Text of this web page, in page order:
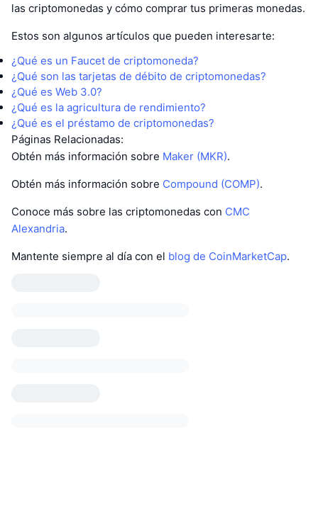
las criptomonedas y cómo comprar tus primeras monedas.
Estos son algunos artículos que pueden interesarte:
¿Qué es un Faucet de criptomoneda?
¿Qué son las tarjetas de débito de criptomonedas?
¿Qué es Web 3.0?
¿Qué es la agricultura de rendimiento?
¿Qué es el préstamo de criptomonedas?
Páginas Relacionadas:
Obtén más información sobre Maker (MKR).
Obtén más información sobre Compound (COMP).
Conoce más sobre las criptomonedas con CMC
Alexandria.
Mantente siempre al día con el blog de CoinMarketCap.